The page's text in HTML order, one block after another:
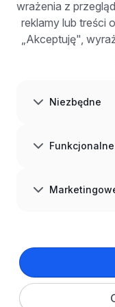
Dla pracodawców
Korzyści z publikacji
Zarejestruj się
Blog dla
Partnerzy
Mapa strony
© 2008–
INFORMACJE PRAWNE
RegulaminPolityka
Ustawienia plików
JĘZYK
wrażenia z
reklamy lub treści
„Akceptuję",
Niezbędne